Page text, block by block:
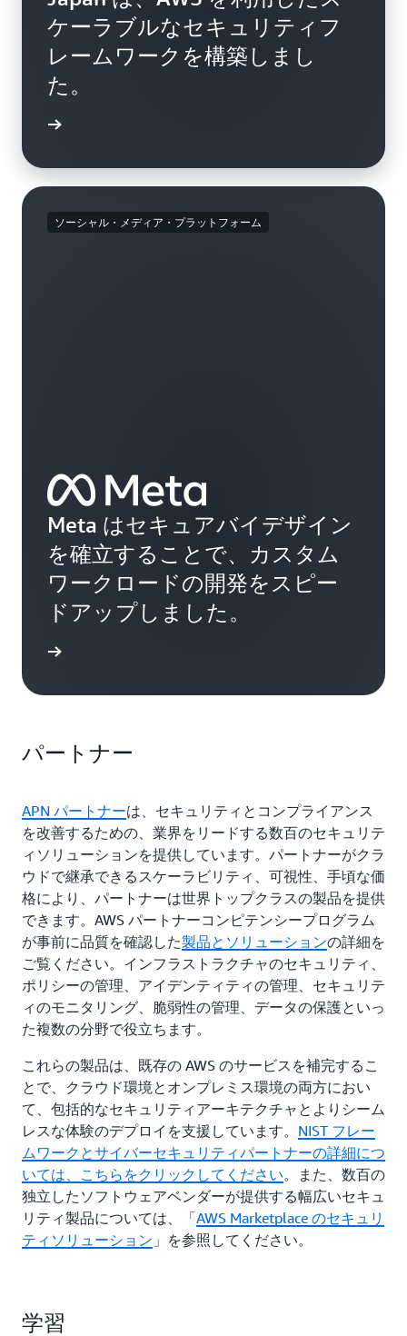
ケーラブルなセキュリティフ
レームワークを構築しまし
た。
ソーシャル・メディア・プラットフォーム
Meta はセキュアバイデザイン
を確立することで、カスタム
ワークロードの開発をスピー
ドアップしました。
パートナー
APN パートナーは、セキュリティとコンプライアンス
を改善するための、業界をリードする数百のセキュリテ
ィソリューションを提供しています。パートナーがクラ
ウドで継承できるスケーラビリティ、可視性、手頃な価
格により、パートナーは世界トップクラスの製品を提供
できます。AWS パートナーコンピテンシープログラム
が事前に品質を確認した製品とソリューションの詳細を
ご覧ください。インフラストラクチャのセキュリティ、
ポリシーの管理、アイデンティティの管理、セキュリテ
ィのモニタリング、脆弱性の管理、データの保護といっ
た複数の分野で役立ちます。
これらの製品は、既存の AWS のサービスを補完するこ
とで、クラウド環境とオンプレミス環境の両方におい
て、包括的なセキュリティアーキテクチャとよりシーム
レスな体験のデプロイを支援しています。 NIST フレー
ムワークとサイバーセキュリティパートナーの詳細につ
いては、こちらをクリックしてください。また、数百の
独立したソフトウェアベンダーが提供する幅広いセキュ
リティ製品については、「AWS Marketplace のセキュリ
ティソリューション 」を参照してください。
学習